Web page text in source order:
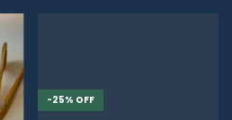
-25% OFF